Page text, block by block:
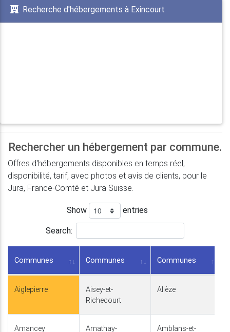
Recherche d'hébergements à Exincourt
Rechercher un hébergement par commune.
Offres d'hébergements disponibles en temps réel;
disponibilité, tarif, avec photos et avis de clients, pour le
Jura, France-Comté et Jura Suisse.
Show entries
Search:
Communes Communes Communes
Aiglepierre
Aisey-et-
Richecourt
Alièze
Amancey
Amathay-
Amblans-et-